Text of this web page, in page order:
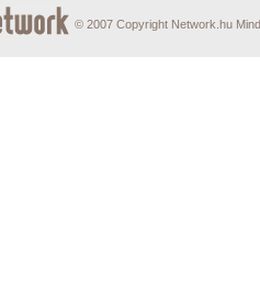
© 2007 Copyright Network.hu